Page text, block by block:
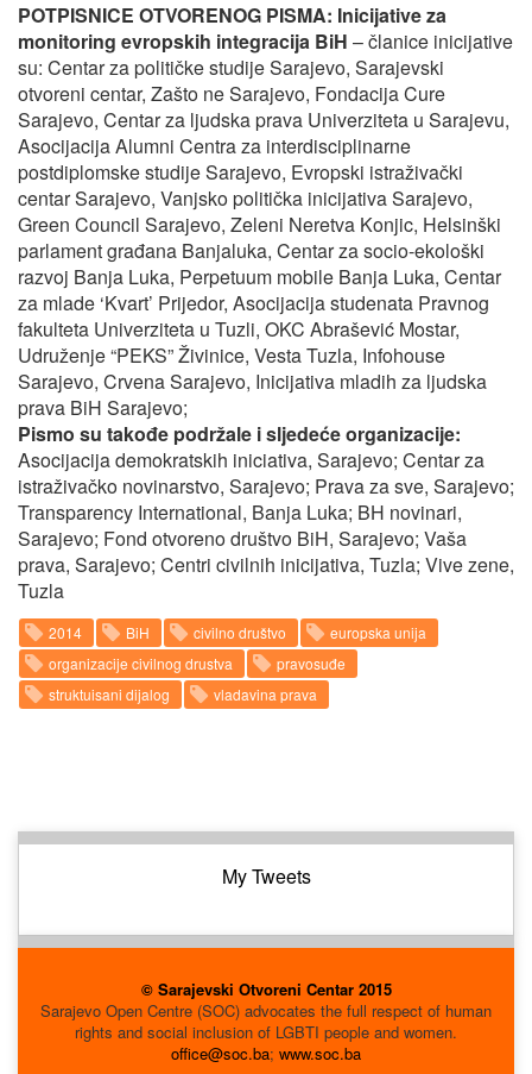
POTPISNICE OTVORENOG PISMA: Inicijative za
monitoring evropskih integracija BiH – članice inicijative
su: Centar za političke studije Sarajevo, Sarajevski
otvoreni centar, Zašto ne Sarajevo, Fondacija Cure
Sarajevo, Centar za ljudska prava Univerziteta u Sarajevu,
Asocijacija Alumni Centra za interdisciplinarne
postdiplomske studije Sarajevo, Evropski istraživački
centar Sarajevo, Vanjsko politička inicijativa Sarajevo,
Green Council Sarajevo, Zeleni Neretva Konjic, Helsinški
parlament građana Banjaluka, Centar za socio-ekološki
razvoj Banja Luka, Perpetuum mobile Banja Luka, Centar
za mlade ‘Kvart’ Prijedor, Asocijacija studenata Pravnog
fakulteta Univerziteta u Tuzli, OKC Abrašević Mostar,
Udruženje “PEKS” Živinice, Vesta Tuzla, Infohouse
Sarajevo, Crvena Sarajevo, Inicijativa mladih za ljudska
prava BiH Sarajevo;
Pismo su takođe podržale i sljedeće organizacije:
Asocijacija demokratskih iniciativa, Sarajevo; Centar za
istraživačko novinarstvo, Sarajevo; Prava za sve, Sarajevo;
Transparency International, Banja Luka; BH novinari,
Sarajevo; Fond otvoreno društvo BiH, Sarajevo; Vaša
prava, Sarajevo; Centri civilnih inicijativa, Tuzla; Vive zene,
Tuzla
2014 BiH civilno društvo
europska unija
organizacije civilnog drustva
pravosuđe
struktuisani dijalog
vladavina prava
My Tweets
© Sarajevski Otvoreni Centar 2015
Sarajevo Open Centre (SOC) advocates the full respect of human
rights and social inclusion of LGBTI people and women.
office@soc.ba; www.soc.ba